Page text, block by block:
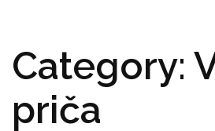
Category:
priča